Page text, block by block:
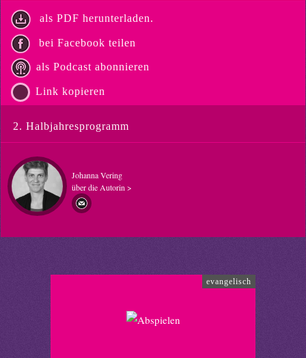
als PDF herunterladen.
bei Facebook teilen
als Podcast abonnieren
Link kopieren
2. Halbjahresprogramm
Johanna Vering
über die Autorin >
evangelisch